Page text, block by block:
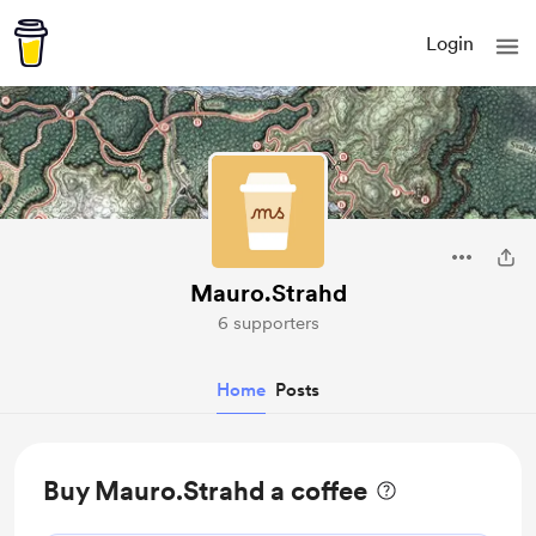
Login
Mauro.Strahd
6 supporters
Home Posts
Buy Mauro.Strahd a coffee